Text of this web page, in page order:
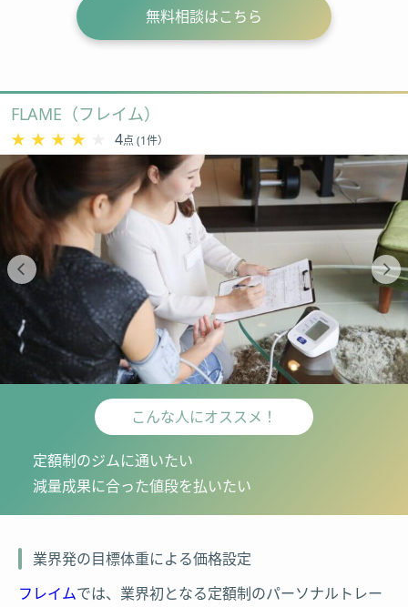
無料相談はこちら
FLAME（フレイム）
★★★★★
★★★★★ 4点 (1件）
こんな人にオススメ！
定額制のジムに通いたい
減量成果に合った値段を払いたい
業界発の目標体重による価格設定
フレイムでは、業界初となる定額制のパーソナルトレー